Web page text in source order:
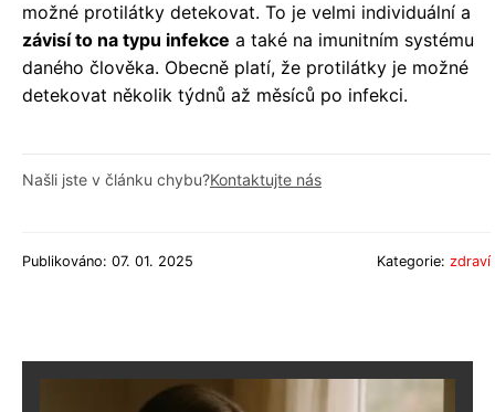
možné protilátky detekovat. To je velmi individuální a
závisí to na typu infekce a také na imunitním systému
daného člověka. Obecně platí, že protilátky je možné
detekovat několik týdnů až měsíců po infekci.
Našli jste v článku chybu?Kontaktujte nás
Publikováno: 07. 01. 2025 Kategorie: zdraví